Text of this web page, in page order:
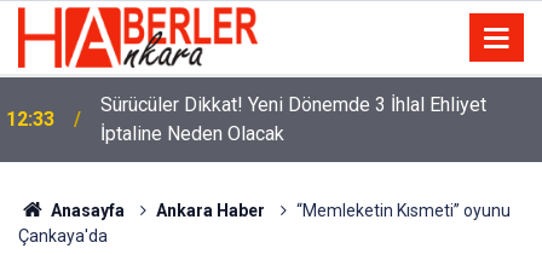
12:33
Sürücüler Dikkat! Yeni Dönemde 3 İhlal Ehliyet
İptaline Neden Olacak
Anasayfa Ankara Haber
“Memleketin Kısmeti” oyunu
Çankaya'da